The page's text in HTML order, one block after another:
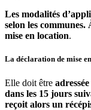
Les modalités
selon les
mise en location.
La déclaration de mise
Elle doit être
dans les 15 jours
reçoit alors un